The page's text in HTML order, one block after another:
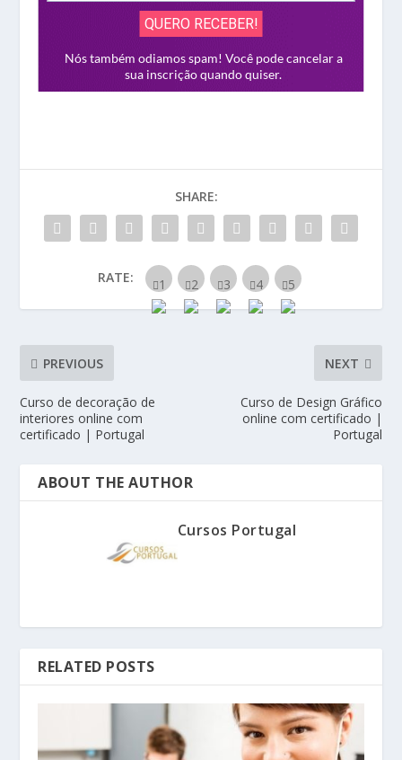
SHARE:
RATE:
PREVIOUS
Curso de decoração de
interiores online com
certificado | Portugal
NEXT
Curso de Design Gráfico
online com certificado |
Portugal
ABOUT THE AUTHOR
Cursos Portugal
RELATED POSTS